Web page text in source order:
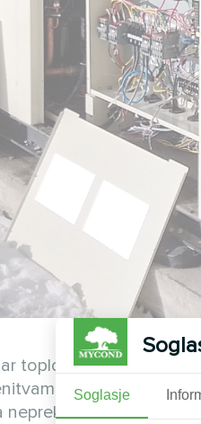
toplotna črpalka
čez dan. Sistem
neprekinjeno
Soglasje